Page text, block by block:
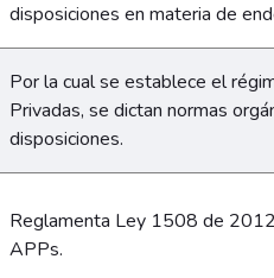
disposiciones en materia de
Por la cual se establece el
Privadas, se dictan normas
disposiciones.
Reglamenta Ley 1508 de
APPs.